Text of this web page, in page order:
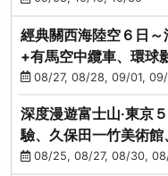
經典關西海陸空６日
+有馬空中纜車、環球
08/27, 08/28, 09/01,
深度漫遊富士山‧東京
驗、久保田一竹美術
SAPHIR踴子號
08/25, 08/27, 08/30,